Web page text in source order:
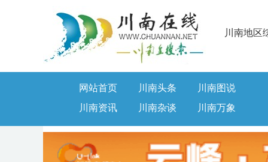
川南地区
网站首页 川南头条
川南图说
川南资讯
川南杂谈 川南万象